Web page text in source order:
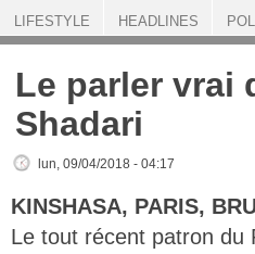
Le parler vrai
Shadari
lun, 09/04/2018 - 04:17
KINSHASA, PARIS,
Le tout récent patron du
LIFESTYLE HEADLINES